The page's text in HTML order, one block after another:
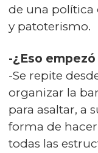
de una política
y patoterismo.
-¿Eso
-Se repite
organizar la
para asaltar, a
forma de
todas las